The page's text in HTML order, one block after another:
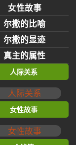
女性故事
尔撒的比喻
尔撒的显迹
真主的属性
人际关系
女性故事